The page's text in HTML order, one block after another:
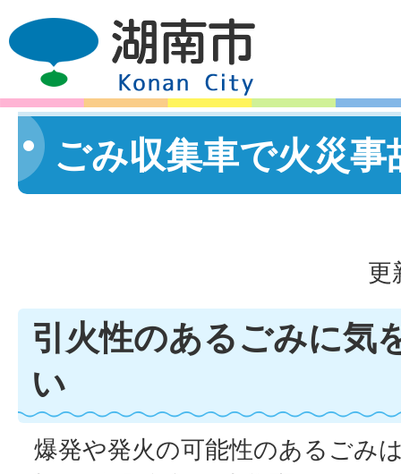
ごみ収集車で火災事
更
引火性のあるごみに気
い
爆発や発火の可能性のあるごみ